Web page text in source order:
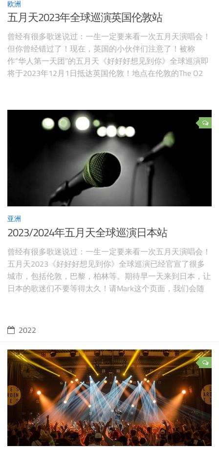
欧洲
五月天2023年全球巡演英国伦敦站
曾经有很多歌迷说过：一生一定要来看一次五月天演唱会！
但你曾经错过了！现在，英国的小伙伴们注意了！被称
作“华人第一天团”的五月天《好好好想见到你》全球巡演即
将于2023年12月1日抵达英国伦敦！地点在伦敦的The O2
日五月天伦敦演唱会地点：The O2预售日期：2023年8月31
亚洲
2023/2024年五月天全球巡演日本站
曾经有很多歌迷说过：一生一定要来看一次五月天演唱会！
五月天2023《好好好想见到你》全球巡演已经官宣了很多
城市，包括伦敦，巴黎，柏林等。期待早一天来到日本，让
日本的歌迷们不要等得太久！请Mark这个页面，我们会随
2022